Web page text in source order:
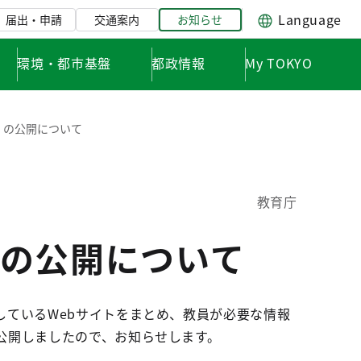
届出・申請 交通案内 お知らせ Language
環境・都市基盤 都政情報 My TOKYO
公開について
教育庁
公開について
いるWebサイトをまとめ、教員が必要な情報
しましたので、お知らせします。